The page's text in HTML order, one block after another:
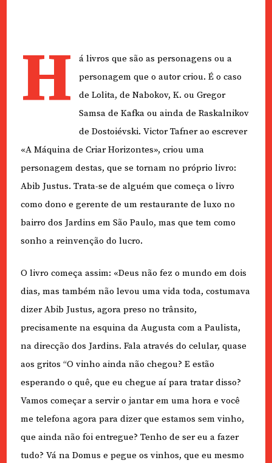
H
á livros que são as personagens ou a
personagem que o autor criou. É o caso
de Lolita, de Nabokov, K. ou Gregor
Samsa de Kafka ou ainda de Raskalnikov
de Dostoiévski. Victor Tafner ao escrever
«A Máquina de Criar Horizontes», criou uma
personagem destas, que se tornam no próprio livro:
Abib Justus. Trata-se de alguém que começa o livro
como dono e gerente de um restaurante de luxo no
bairro dos Jardins em São Paulo, mas que tem como
sonho a reinvenção do lucro.
O livro começa assim: «Deus não fez o mundo em dois
dias, mas também não levou uma vida toda, costumava
dizer Abib Justus, agora preso no trânsito,
precisamente na esquina da Augusta com a Paulista,
na direcção dos Jardins. Fala através do celular, quase
aos gritos “O vinho ainda não chegou? E estão
esperando o quê, que eu chegue aí para tratar disso?
Vamos começar a servir o jantar em uma hora e você
me telefona agora para dizer que estamos sem vinho,
que ainda não foi entregue? Tenho de ser eu a fazer
tudo? Vá na Domus e pegue os vinhos, que eu mesmo